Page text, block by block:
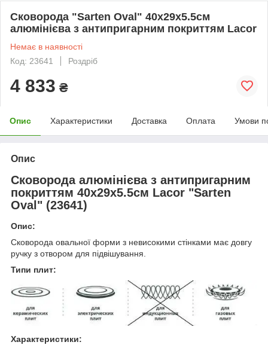
Сковорода "Sarten Oval" 40х29х5.5см
алюмінієва з антипригарним покриттям Lacor
Немає в наявності
Код: 23641
Роздріб
4 833 ₴
Опис Характеристики Доставка Оплата Умови
Опис
Сковорода алюмінієва з антипригарним
покриттям 40х29х5.5см Lacor "Sarten
Oval" (23641)
Опис:
Сковорода овальної форми з невисокими стінками має довгу
ручку з отвором для підвішування.
Типи плит:
Характеристики: